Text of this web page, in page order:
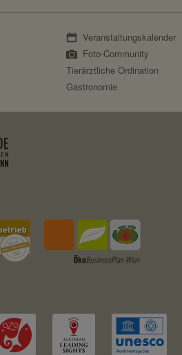
Veranstaltungskalender
Foto-Community
Tierärztliche Ordination
Gastronomie